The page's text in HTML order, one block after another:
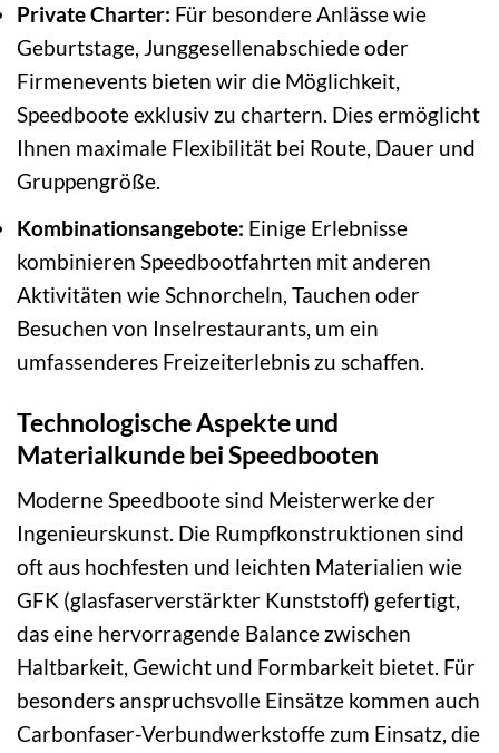
Private Charter: Für besondere Anlässe wie
Geburtstage, Junggesellenabschiede oder
Firmenevents bieten wir die Möglichkeit,
Speedboote exklusiv zu chartern. Dies ermöglicht
Ihnen maximale Flexibilität bei Route, Dauer und
Gruppengröße.
Kombinationsangebote: Einige Erlebnisse
kombinieren Speedbootfahrten mit anderen
Aktivitäten wie Schnorcheln, Tauchen oder
Besuchen von Inselrestaurants, um ein
umfassenderes Freizeiterlebnis zu schaffen.
Technologische Aspekte und
Materialkunde bei Speedbooten
Moderne Speedboote sind Meisterwerke der
Ingenieurskunst. Die Rumpfkonstruktionen sind
oft aus hochfesten und leichten Materialien wie
GFK (glasfaserverstärkter Kunststoff) gefertigt,
das eine hervorragende Balance zwischen
Haltbarkeit, Gewicht und Formbarkeit bietet. Für
besonders anspruchsvolle Einsätze kommen auch
Carbonfaser-Verbundwerkstoffe zum Einsatz, die